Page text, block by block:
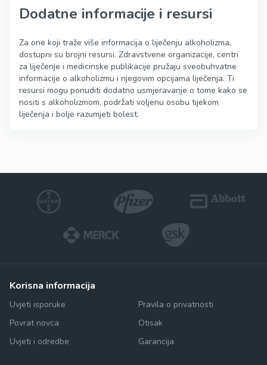
Dodatne informacije i resursi
Za one koji traže više informacija o liječenju alkoholizma,
dostupni su brojni resursi. Zdravstvene organizacije, centri
za liječenje i medicinske publikacije pružaju sveobuhvatne
informacije o alkoholizmu i njegovim opcijama liječenja. Ti
resursi mogu ponuditi dodatno usmjeravanje o tome kako se
nositi s alkoholizmom, podržati voljenu osobu tijekom
liječenja i bolje razumjeti bolest.
korisna informacija
Uvjeti isporuke
Povrat novca
Uvjeti i odredbe
Pravila o privatnosti
Otisak
Garancija